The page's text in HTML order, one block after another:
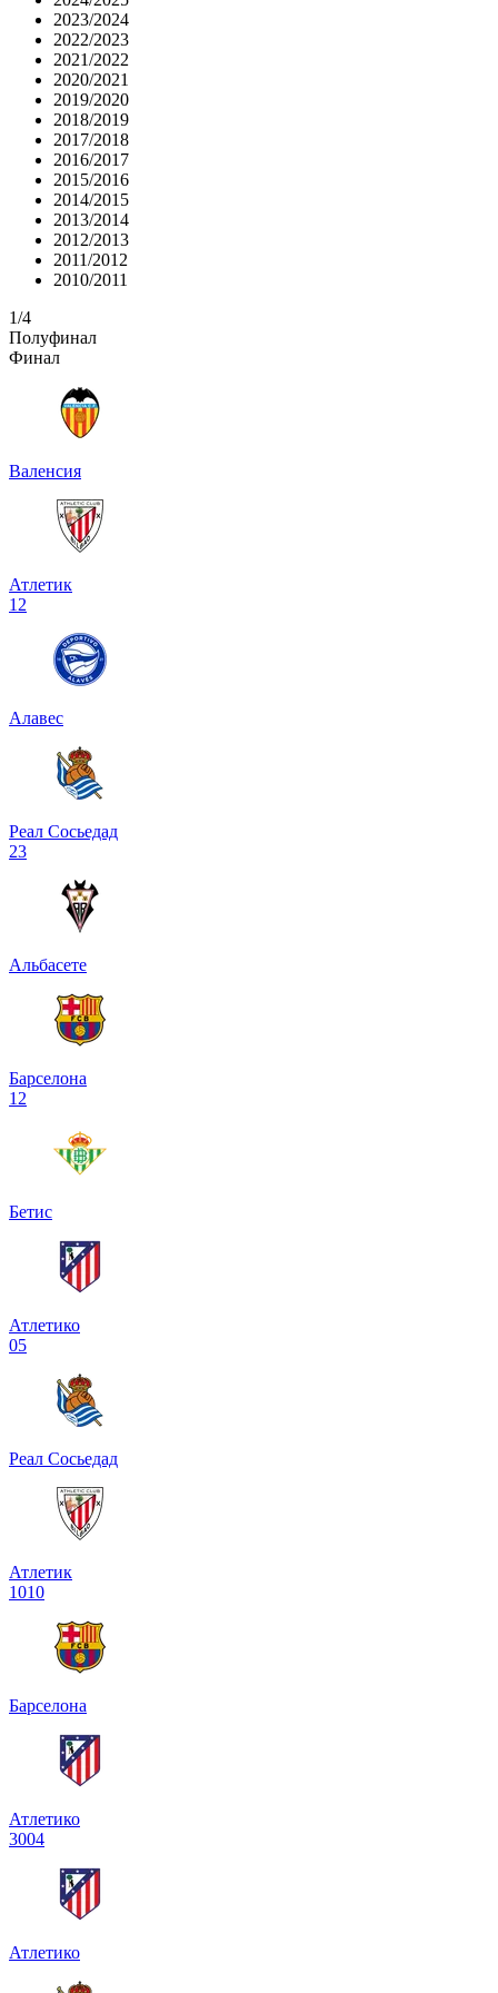
2023/2024
2022/2023
2021/2022
2020/2021
2019/2020
2018/2019
2017/2018
2016/2017
2015/2016
2014/2015
2013/2014
2012/2013
2011/2012
2010/2011
1/4
Полуфинал
Финал
Валенсия
Атлетик
1 2
Алавес
Реал Сосьедад
23
Альбасете
Барселона
1 2
Бетис
Атлетико
05
Реал Сосьедад
Атлетик
1010
Барселона
Атлетико
3004
Атлетико